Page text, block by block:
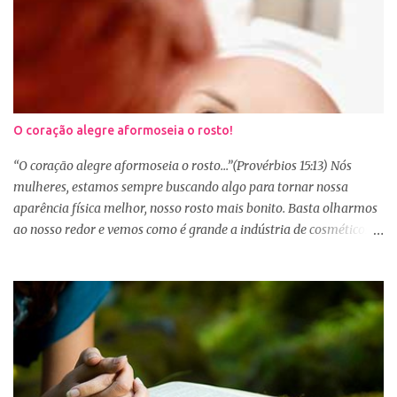
O coração alegre aformoseia o rosto!
“O coração alegre aformoseia o rosto...”(Provérbios 15:13) Nós
mulheres, estamos sempre buscando algo para tornar nossa
aparência física melhor, nosso rosto mais bonito. Basta olharmos
ao nosso redor e vemos como é grande a indústria de cosméticos e
se maquiar e testam produtos. Não é errado gostar de se cuidar e
buscar conhecimento de como ficar mais bonita e atraente. Eu
também gosto de maquiagem e dicas de beleza, no entanto,
precisamos cuidar primeiramente da nossa beleza interior. A
verdade é que, muitas de nós buscamos de forma desenfreada